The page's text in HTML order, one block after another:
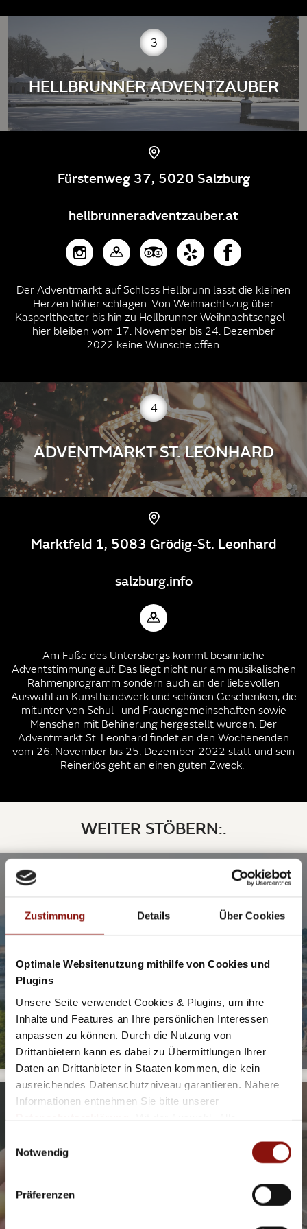
Zustimmung Details Über Cookies
Optimale Websitenutzung mithilfe von Cookies und
Plugins
Unsere Seite verwendet Cookies & Plugins, um ihre
Inhalte und Features an Ihre persönlichen Interessen
anpassen zu können. Durch die Nutzung von
Drittanbietern kann es dabei zu Übermittlungen Ihrer
Daten an Drittanbieter in Staaten kommen, die kein
ausreichendes Datenschutzniveau garantieren. Nähere
Informationen entnehmen Sie bitte unserer
Cookies und Drittanbietern (inkl. Drittstaaten-
Notwendig
Präferenzen
3
HELLBRUNNER ADVENTZAUBER
Fürstenweg 37, 5020 Salzburg
hellbrunneradventzauber.at
Der Adventmarkt auf Schloss Hellbrunn lässt die kleinen
Herzen höher schlagen. Von Weihnachtszug über
Kasperltheater bis hin zu Hellbrunner Weihnachtsengel -
hier bleiben vom 17. November bis 24. Dezember
2022 keine Wünsche offen.
4
ADVENTMARKT ST. LEONHARD
Marktfeld 1, 5083 Grödig-St. Leonhard
salzburg.info
Am Fuße des Untersbergs kommt besinnliche
Adventstimmung auf. Das liegt nicht nur am musikalischen
Rahmenprogramm sondern auch an der liebevollen
Auswahl an Kunsthandwerk und schönen Geschenken, die
mitunter von Schul- und Frauengemeinschaften sowie
Menschen mit Behinerung hergestellt wurden. Der
Adventmarkt St. Leonhard findet an den Wochenenden
vom 26. November bis 25. Dezember 2022 statt und sein
Reinerlös geht an einen guten Zweck.
WEITER STÖBERN:.
SALZBURG MAL ANDERS
Erlebnis!
KULINARIK AUF SALZBURGERISCH